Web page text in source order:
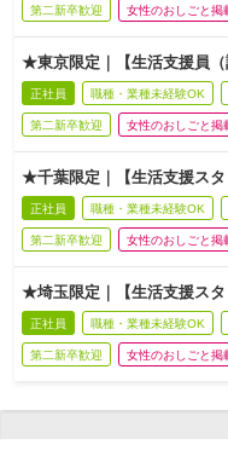
第二新卒歓迎 女性のおしごと掲
★東京限定｜【生活支援員
正社員 職種・業種未経験OK
第二新卒歓迎 女性のおしごと掲
★千葉限定｜【生活支援ス
正社員 職種・業種未経験OK
第二新卒歓迎 女性のおしごと掲
★埼玉限定｜【生活支援ス
正社員 職種・業種未経験OK
第二新卒歓迎 女性のおしごと掲